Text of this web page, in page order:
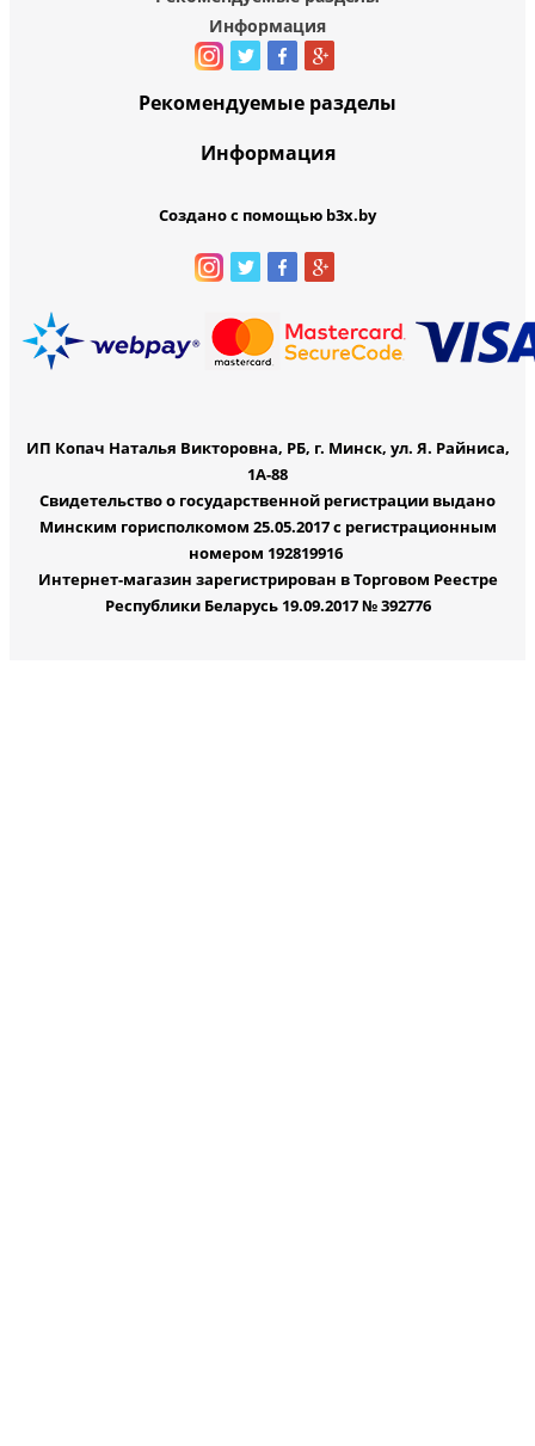
Информация
Рекомендуемые разделы
Информация
Создано с помощью b3x.by
ИП Копач Наталья Викторовна, РБ, г. Минск, ул. Я. Райниса,
1А-88
Свидетельство о государственной регистрации выдано
Минским горисполкомом 25.05.2017 с регистрационным
номером 192819916
Интернет-магазин зарегистрирован в Торговом Реестре
Республики Беларусь 19.09.2017 № 392776